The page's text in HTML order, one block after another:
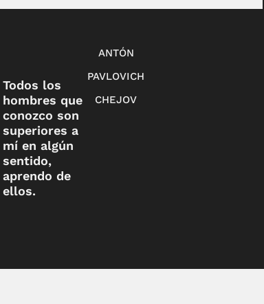
Todos los
hombres que
conozco son
superiores a
mí en algún
sentido,
aprendo de
ellos.
ANTÓN
PAVLOVICH
CHEJOV